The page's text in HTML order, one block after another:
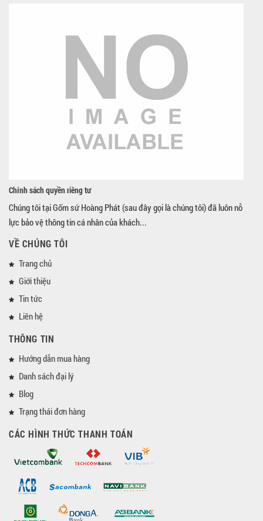
Chính sách quyền riêng tư
Chúng tôi tại Gốm sứ Hoàng Phát (sau đây gọi là chúng tôi) đã luôn nỗ
lực bảo vệ thông tin cá nhân của khách...
VỀ CHÚNG TÔI
Trang chủ
Giới thiệu
Tin tức
Liên hệ
THÔNG TIN
Hướng dẫn mua hàng
Danh sách đại lý
Blog
Trạng thái đơn hàng
CÁC HÌNH THỨC THANH TOÁN